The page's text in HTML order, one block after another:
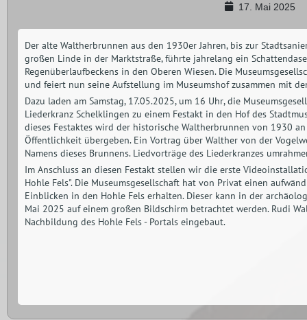
17. Mai 2025
Der alte Waltherbrunnen aus den 1930er Jahren, bis zur
großen Linde in der Marktstraße, führte jahrelang ein
Regenüberlaufbeckens in den Oberen Wiesen. Die
und feiert nun seine Aufstellung im Museumshof zusammen mit
Dazu laden am Samstag, 17.05.2025, um 16 Uhr, die
Liederkranz Schelklingen zu einem Festakt in den Hof des
dieses Festaktes wird der historische Waltherbrunnen von 1930
Öffentlichkeit übergeben. Ein Vortrag über Walther von der
Namens dieses Brunnens. Liedvorträge des Liederkranzes
Im Anschluss an diesen Festakt stellen wir die erste
Hohle Fels". Die Museumsgesellschaft hat von Privat einen
Einblicken in den Hohle Fels erhalten. Dieser kann in der
Mai 2025 auf einem großen Bildschirm betrachtet werden. Rudi
Nachbildung des Hohle Fels - Portals eingebaut.